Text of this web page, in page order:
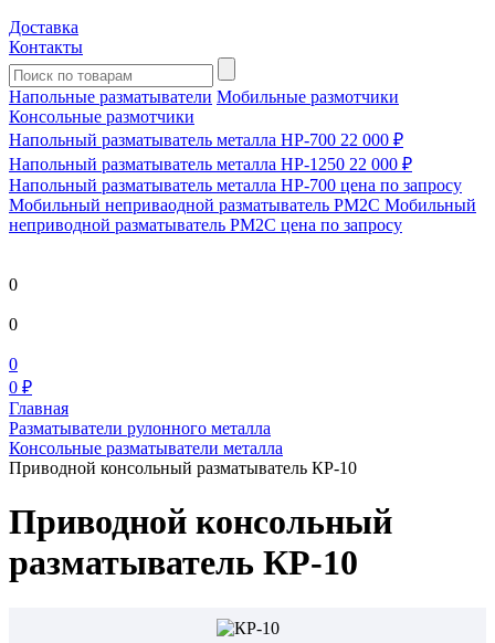
Доставка
Контакты
Напольные разматыватели Мобильные размотчики
Консольные размотчики
Напольный разматыватель металла HP-700 22 000 ₽
Напольный разматыватель металла HP-1250 22 000 ₽
Напольный разматыватель металла HP-700 цена по запросу
Мобильный непривaодной разматыватель РМ2С Мобильный
неприводной разматыватель РМ2С цена по запросу
0
0
0
0 ₽
Главная
Разматыватели рулонного металла
Консольные разматыватели металла
Приводной консольный разматыватель КР-10
Приводной консольный
разматыватель КР-10